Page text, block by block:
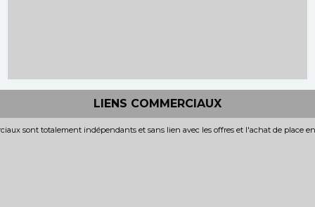
LIENS COMMERCIAUX
sont totalement indépendants et sans lien avec les offres et l'achat de place